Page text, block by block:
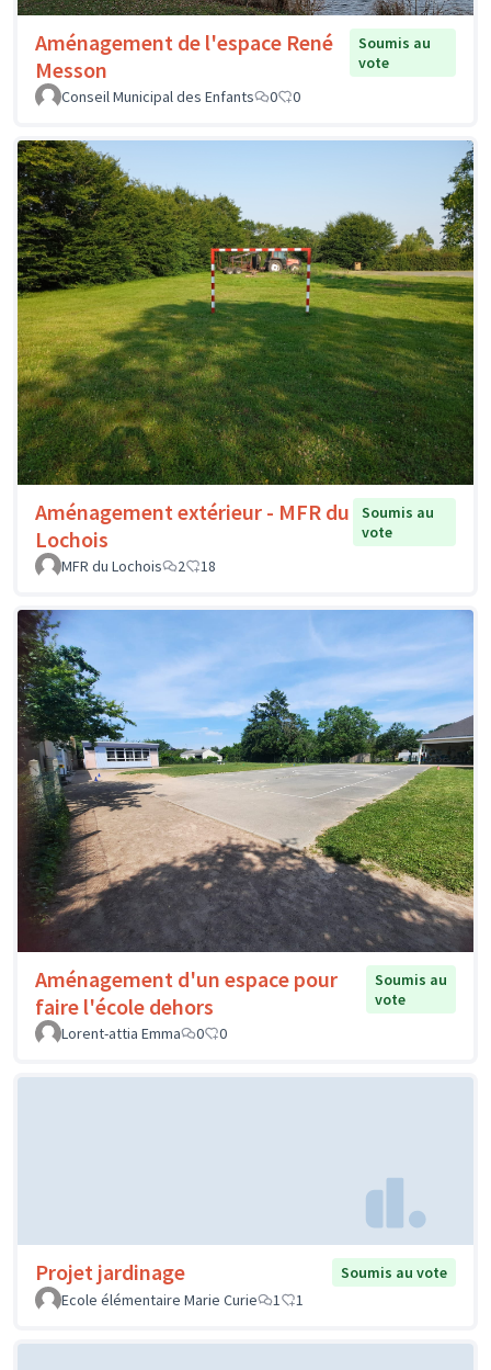
Aménagement de l'espace René
Messon
Soumis au
vote
Conseil Municipal des Enfants
0 0
Aménagement extérieur - MFR du
Lochois
Soumis au
vote
MFR du Lochois
2 18
Aménagement d'un espace pour
faire l'école dehors
Soumis au
vote
Lorent-attia Emma
0 0
Projet jardinage
Soumis au vote
Ecole élémentaire Marie Curie
1 1